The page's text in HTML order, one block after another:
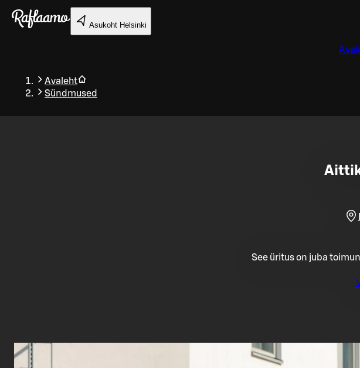
Liigu peamise sisu juurde
Asukoht Helsinki
Avaleht
Sündmused
Tagasi
See üritus on juba